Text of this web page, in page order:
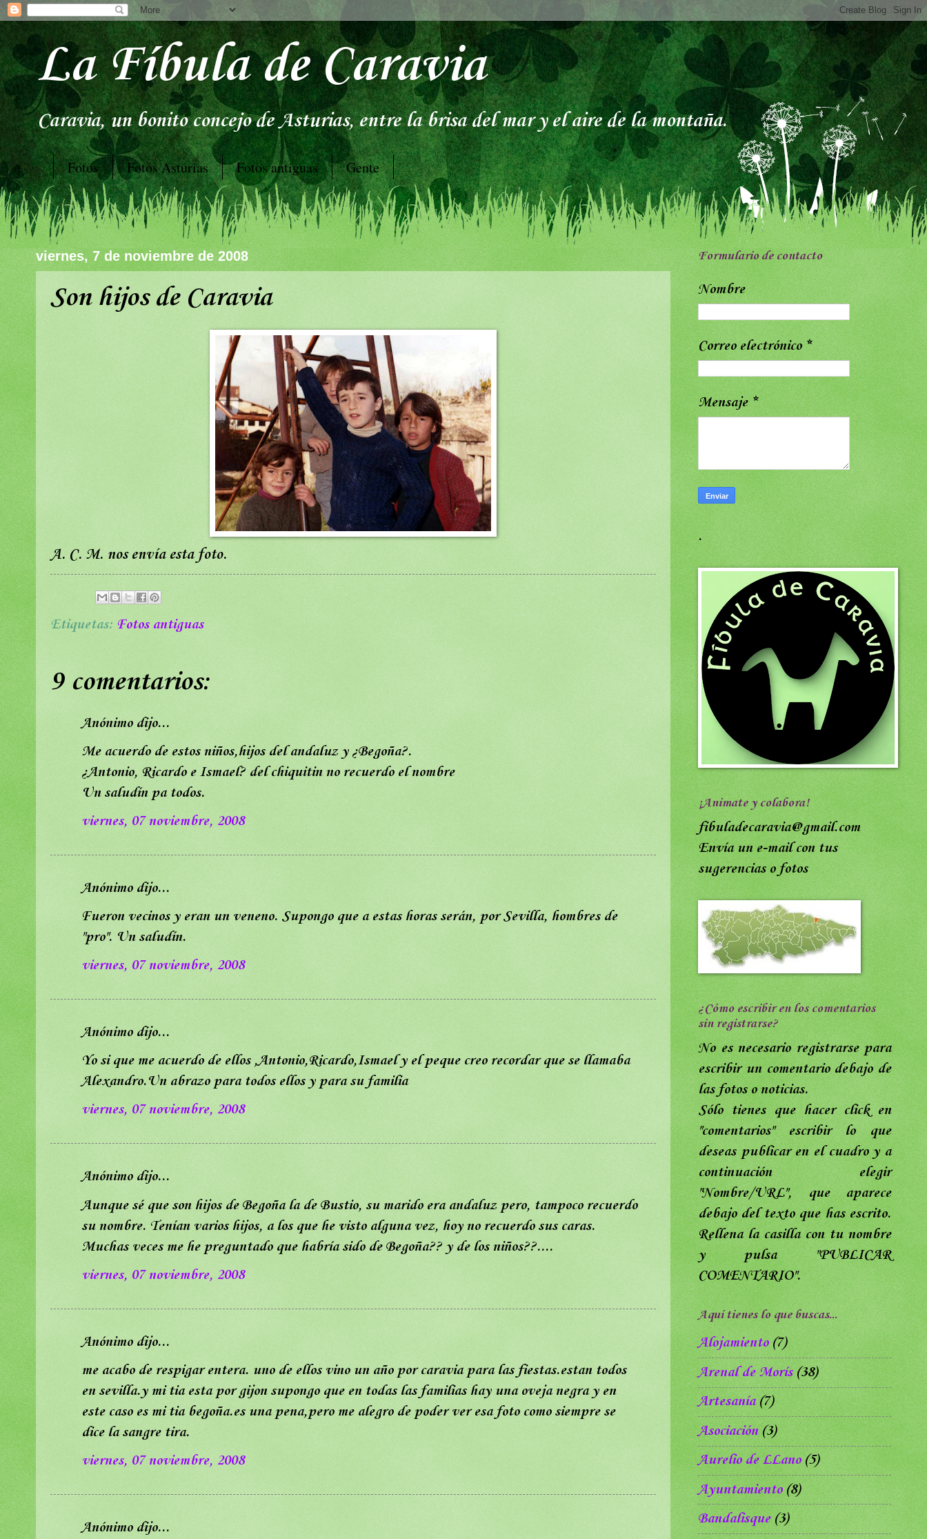
La Fíbula de Caravia
Caravia, un bonito concejo de Asturias, entre la brisa del mar y el aire de la montaña.
Fotos Fotos Asturias Fotos antiguas Gente
viernes, 7 de noviembre de 2008
Son hijos de Caravia
A. C. M. nos envía esta foto.
Etiquetas: Fotos antiguas
9 comentarios:
Anónimo dijo...
Me acuerdo de estos niños,hijos del andaluz y ¿Begoña?.
¿Antonio, Ricardo e Ismael? del chiquitin no recuerdo el nombre
Un saludín pa todos.
viernes, 07 noviembre, 2008
Anónimo dijo...
Fueron vecinos y eran un veneno. Supongo que a estas horas serán, por Sevilla, hombres de
"pro". Un saludín.
viernes, 07 noviembre, 2008
Anónimo dijo...
Yo si que me acuerdo de ellos ,Antonio,Ricardo,Ismael y el peque creo recordar que se llamaba
Alexandro.Un abrazo para todos ellos y para su familia
viernes, 07 noviembre, 2008
Anónimo dijo...
Aunque sé que son hijos de Begoña la de Bustio, su marido era andaluz pero, tampoco recuerdo
su nombre. Tenían varios hijos, a los que he visto alguna vez, hoy no recuerdo sus caras.
Muchas veces me he preguntado que habría sido de Begoña?? y de los niños??....
viernes, 07 noviembre, 2008
Anónimo dijo...
me acabo de respigar entera. uno de ellos vino un año por caravia para las fiestas.estan todos
en sevilla.y mi tia esta por gijon supongo que en todas las familias hay una oveja negra y en
este caso es mi tia begoña.es una pena,pero me alegro de poder ver esa foto como siempre se
dice la sangre tira.
viernes, 07 noviembre, 2008
Anónimo dijo...
Formulario de contacto
Nombre
Correo electrónico*
Mensaje*
.
¡Animate y colabora!
fibuladecaravia@gmail.com
Envía un e-mail con tus
sugerencias o fotos
¿Cómo escribir en los comentarios
sin registrarse?
No es necesario registrarse para
escribir un comentario debajo de
las fotos o noticias.
Sólo tienes que hacer click en
"comentarios"escribir lo que
deseas publicar en el cuadro y a
continuación elegir
"Nombre/URL",que aparece
debajo del texto que has escrito.
Rellena la casilla con tu nombre
y pulsa"PUBLICAR
COMENTARIO".
Aquí tienes lo que buscas...
Alojamiento (7)
Arenal de Morís (38)
Artesanía (7)
Asociación (3)
Aurelio de LLano (5)
Ayuntamiento (8)
Bandalisque (3)